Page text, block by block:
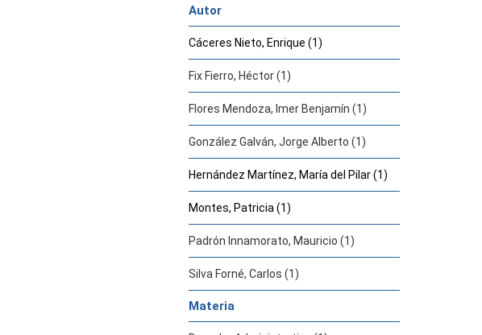
Autor
Cáceres Nieto, Enrique (1)
Fix Fierro, Héctor (1)
Flores Mendoza, Imer Benjamín (1)
González Galván, Jorge Alberto (1)
Hernández Martínez, María del Pilar (1)
Montes, Patricia (1)
Padrón Innamorato, Mauricio (1)
Silva Forné, Carlos (1)
Materia